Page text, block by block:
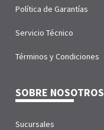
Política de Garantías
Servicio Técnico
Términos y Condiciones
SOBRE NOSOTROS
Sucursales